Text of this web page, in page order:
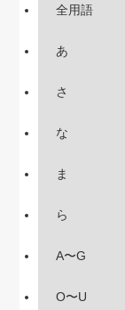
全用語
あ
さ
な
ま
ら
A〜G
O〜U